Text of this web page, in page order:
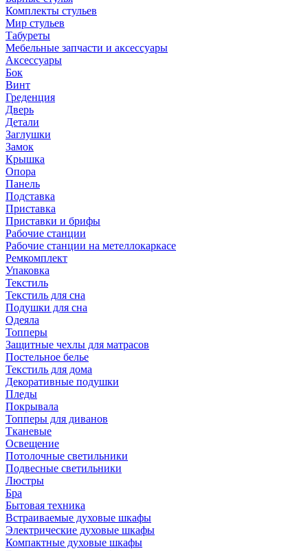
Комплекты стульев
Мир стульев
Табуреты
Мебельные запчасти и аксессуары
Аксессуары
Бок
Винт
Греденция
Дверь
Детали
Заглушки
Замок
Крышка
Опора
Панель
Подставка
Приставка
Приставки и брифы
Рабочие станции
Рабочие станции на метеллокаркасе
Ремкомплект
Упаковка
Текстиль
Текстиль для сна
Подушки для сна
Одеяла
Топперы
Защитные чехлы для матрасов
Постельное белье
Текстиль для дома
Декоративные подушки
Пледы
Покрывала
Топперы для диванов
Тканевые
Освещение
Потолочные светильники
Подвесные светильники
Люстры
Бра
Бытовая техника
Встраиваемые духовые шкафы
Электрические духовые шкафы
Компактные духовые шкафы